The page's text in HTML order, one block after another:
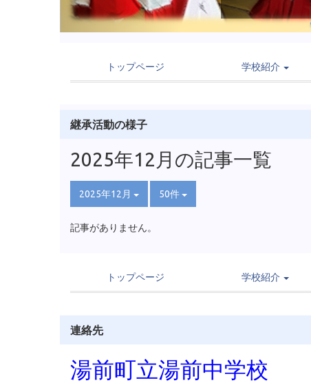
トップページ 学校紹介
継承活動の様子
2025年12月の記事一覧
2025年12月 50件
記事がありません。
トップページ 学校紹介
連絡先
湯前町立湯前中学校